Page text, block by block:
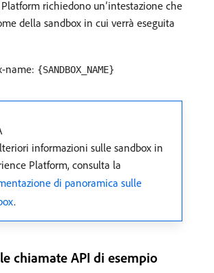
richiedono un’intestazione che
della sandbox in cui verrà eseguita
name: {SANDBOX_NAME}
informazioni sulle sandbox in
Platform, consulta la
di panoramica sulle
.
chiamate API di esempio